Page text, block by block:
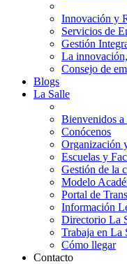
Innovación y
Servicios de
Gestión
La
Consejo de
Blogs
La Salle
Bienvenidos a
Conócenos
Organización
Escuelas y
Gestión de la
Modelo
Portal de
Información
Directorio La
Trabaja en La
Cómo llegar
Contacto